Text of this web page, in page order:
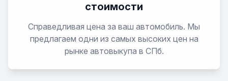
стоимости
Справедливая цена за ваш автомобиль. Мы
предлагаем одни из самых высоких цен на
рынке автовыкупа в СПб.